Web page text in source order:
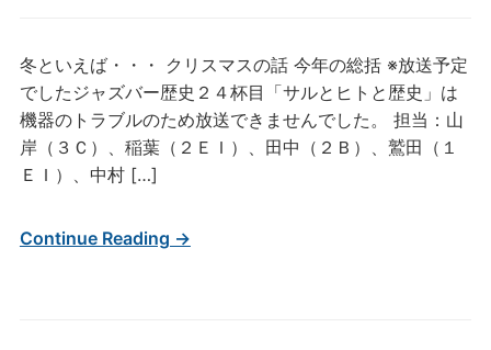
冬といえば・・・ クリスマスの話 今年の総括 ※放送予定
でしたジャズバー歴史２４杯目「サルとヒトと歴史」は
機器のトラブルのため放送できませんでした。 担当：山
岸（３Ｃ）、稲葉（２ＥＩ）、田中（２Ｂ）、鷲田（１
ＥＩ）、中村 […]
Continue Reading →